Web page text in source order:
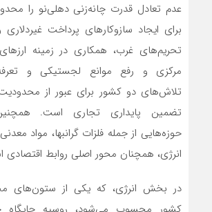
عدم تعادل قدرت چانه‌زنی دهلی‌نو را
برای ایجاد سازوکارهای پرداخت غیردلاری
تحریم‌های غرب، همکاری در زمینه
مرکزی و رفع موانع لجستیکی و
تلاش‌های دو کشور برای عبور از
تضمین پایداری تجاری است.
حوزه‌هایی از جمله فلزات گرانبها، مواد
انرژی، همچنان محور اصلی روابط
در بخش انرژی، که یکی از ستون‌های